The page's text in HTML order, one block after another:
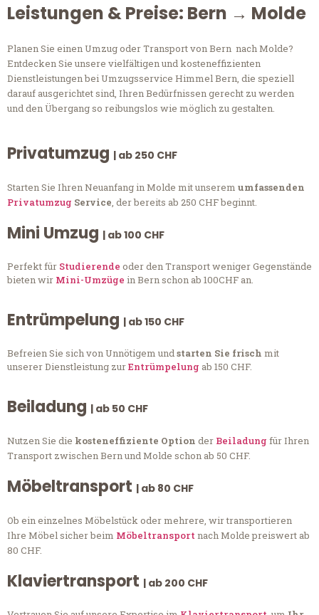
Leistungen & Preise: Bern → Molde
Planen Sie einen Umzug oder Transport von Bern nach Molde?
Entdecken Sie unsere vielfältigen und kosteneffizienten
Dienstleistungen bei Umzugsservice Himmel Bern, die speziell
darauf ausgerichtet sind, Ihren Bedürfnissen gerecht zu werden
und den Übergang so reibungslos wie möglich zu gestalten.
Privatumzug | ab 250 CHF
Starten Sie Ihren Neuanfang in Molde mit unserem umfassenden
Privatumzug Service, der bereits ab 250 CHF beginnt.
Mini Umzug | ab 100 CHF
Perfekt für Studierende oder den Transport weniger Gegenstände
bieten wir Mini-Umzüge in Bern schon ab 100CHF an.
Entrümpelung | ab 150 CHF
Befreien Sie sich von Unnötigem undstarten Sie frisch mit
unserer Dienstleistung zurEntrümpelung ab 150 CHF.
Beiladung | ab 50 CHF
Nutzen Sie die kosteneffiziente Option der Beiladung für Ihren
Transport zwischen Bern und Molde schon ab 50 CHF.
Möbeltransport | ab 80 CHF
Ob ein einzelnes Möbelstück oder mehrere, wir transportieren
Ihre Möbel sicher beim Möbeltransportnach Molde preiswert ab
80 CHF.
Klaviertransport | ab 200 CHF